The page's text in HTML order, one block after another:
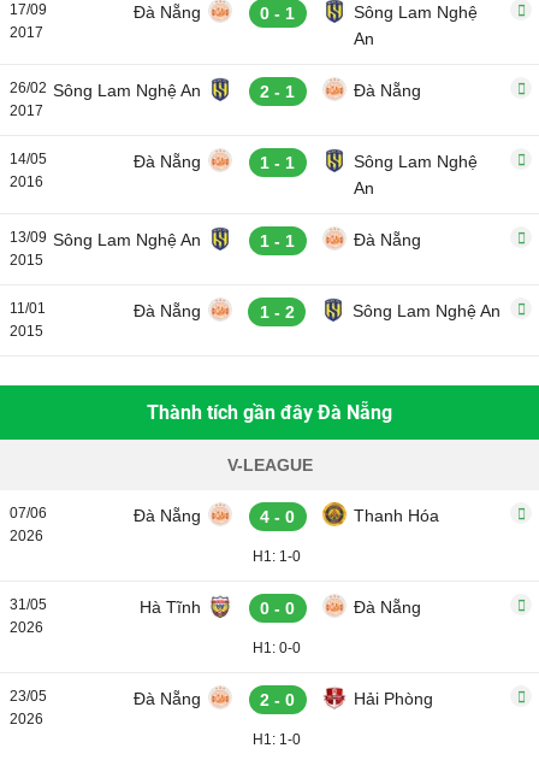
17/09
2017
Đà Nẵng 0 - 1
Sông Lam Nghệ
An
26/02
2017
Sông Lam Nghệ An 2 - 1 Đà Nẵng
14/05
2016
Đà Nẵng 1 - 1
Sông Lam Nghệ
An
13/09
2015
Sông Lam Nghệ An 1 - 1 Đà Nẵng
11/01
2015
Đà Nẵng 1 - 2 Sông Lam Nghệ An
Thành tích gần đây Đà Nẵng
V-LEAGUE
07/06
2026
Đà Nẵng 4 - 0 Thanh Hóa
H1: 1-0
31/05
2026
Hà Tĩnh 0 - 0 Đà Nẵng
H1: 0-0
23/05
2026
Đà Nẵng 2 - 0 Hải Phòng
H1: 1-0